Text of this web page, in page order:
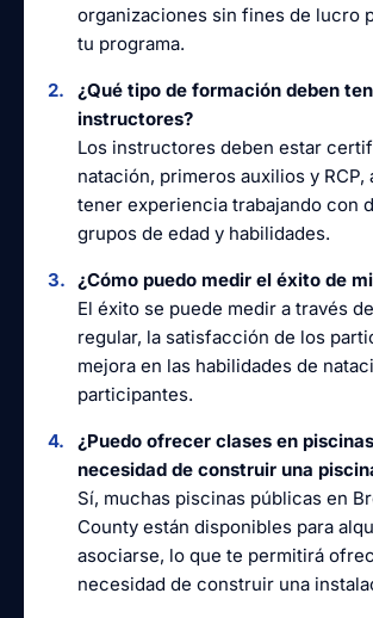
organizaciones sin fines de lucro
tu programa.
¿Qué tipo de formación deben
instructores?
Los instructores deben estar
natación, primeros auxilios y RCP,
tener experiencia trabajando con
grupos de edad y habilidades.
¿Cómo puedo medir el éxito de
El éxito se puede medir a través
regular, la satisfacción de los
mejora en las habilidades de
participantes.
¿Puedo ofrecer clases en
necesidad de construir una
Sí, muchas piscinas públicas en
County están disponibles para
asociarse, lo que te permitirá
necesidad de construir una